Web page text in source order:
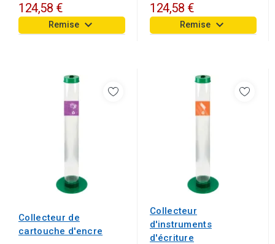
124,58 €
Remise keyboard_arrow_down
124,58 €
Remise keyboard_arrow_down
Collecteur de
cartouche d'encre
Collecteur
d'instruments
d'écriture